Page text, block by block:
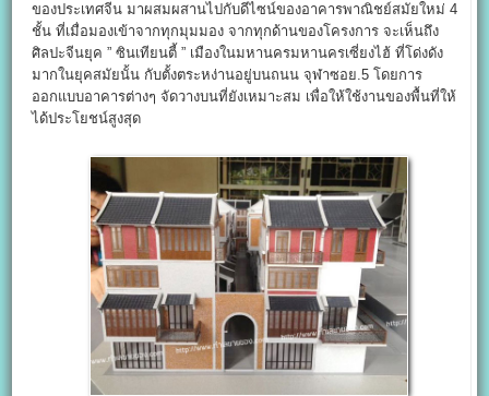
ของประเทศจีน มาผสมผสานไปกับดีไซน์ของอาคารพาณิชย์สมัยใหม่ 4
ชั้น ที่เมื่อมองเข้าจากทุกมุมมอง จากทุกด้านของโครงการ จะเห็นถึง
ศิลปะจีนยุค ” ซินเทียนตี้ ” เมืองในมหานครมหานครเซี่ยงไฮ้ ที่โด่งดัง
มากในยุคสมัยนั้น กับตั้งตระหง่านอยู่บนถนน จุฬาซอย.5 โดยการ
ออกแบบอาคารต่างๆ จัดวางบนที่ยังเหมาะสม เพื่อให้ใช้งานของพื้นที่ให้
ได้ประโยชน์สูงสุด